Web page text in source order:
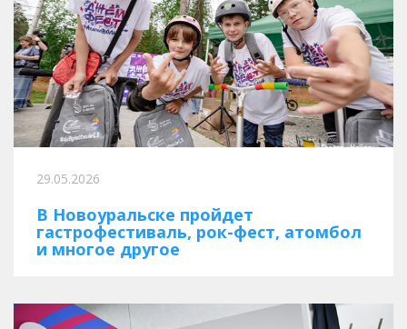
29.05.2026
В Новоуральске пройдет
гастрофестиваль, рок-фест, атомбол
и многое другое